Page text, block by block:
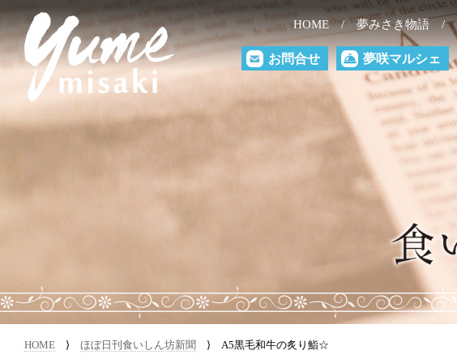
HOME 夢みさき物語
お問合せ 夢咲マルシェ
HOME ⟩ ほぼ日刊食いしん坊新聞 ⟩ A5黒毛和牛の炙り鮨☆